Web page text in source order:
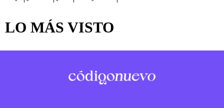
LO MÁS VISTO